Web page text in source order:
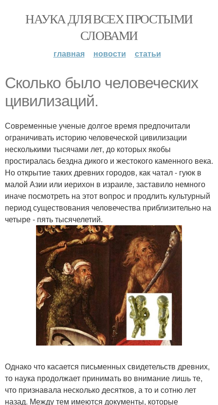
НАУКА ДЛЯ ВСЕХ ПРОСТЫМИ
СЛОВАМИ
главная новости статьи
Сколько было человеческих
цивилизаций.
Современные ученые долгое время предпочитали
ограничивать историю человеческой цивилизации
несколькими тысячами лет, до которых якобы
простиралась бездна дикого и жестокого каменного века.
Но открытие таких древних городов, как чатал - гуюк в
малой Азии или иерихон в израиле, заставило немного
иначе посмотреть на этот вопрос и продлить культурный
период существования человечества приблизительно на
четыре - пять тысячелетий.
Однако что касается письменных свидетельств древних,
то наука продолжает принимать во внимание лишь те,
что признавала несколько десятков, а то и сотню лет
назад. Между тем имеются документы, которые